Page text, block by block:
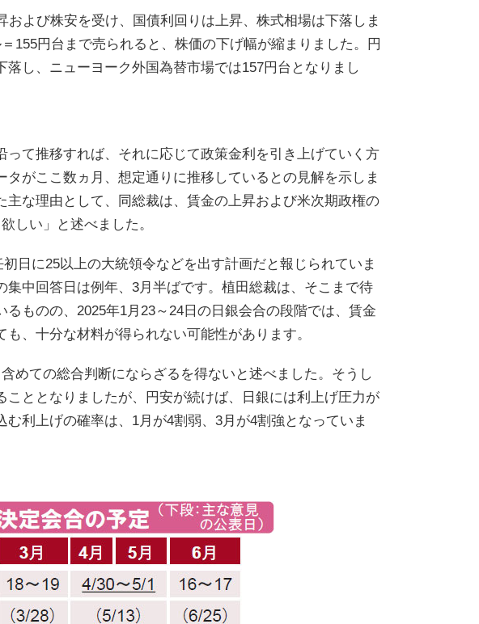
よび株安を受け、国債利回りは上昇、株式相場は下落しま
155円台まで売られると、株価の下げ幅が縮まりました。円
し、ニューヨーク外国為替市場では157円台となりまし
て推移すれば、それに応じて政策金利を引き上げていく方
がここ数ヵ月、想定通りに推移しているとの見解を示しま
な理由として、同総裁は、賃金の上昇および米次期政権の
しい」と述べました。
日に25以上の大統領令などを出す計画だと報じられていま
中回答日は例年、3月半ばです。植田総裁は、そこまで待
ものの、2025年1月23～24日の日銀会合の段階では、賃金
、十分な材料が得られない可能性があります。
めての総合判断にならざるを得ないと述べました。そうし
ととなりましたが、円安が続けば、日銀には利上げ圧力が
利上げの確率は、1月が4割弱、3月が4割強となっていま